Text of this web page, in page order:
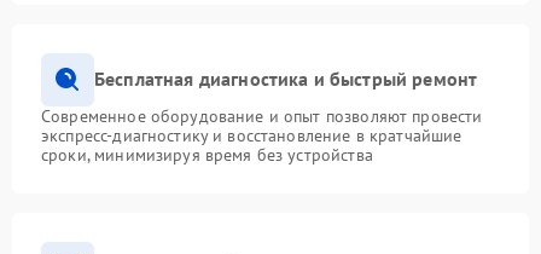
Бесплатная диагностика и быстрый ремонт
Современное оборудование и опыт позволяют провести
экспресс-диагностику и восстановление в кратчайшие
сроки, минимизируя время без устройства